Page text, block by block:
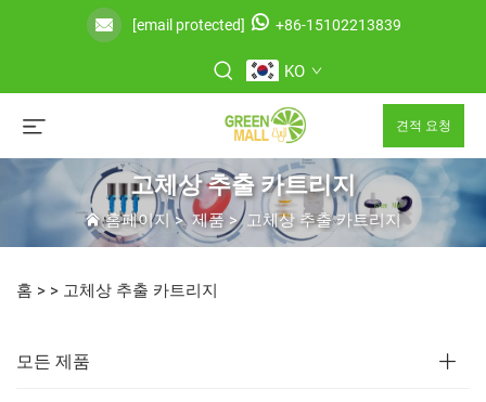
[email protected] +86-15102213839
KO
견적 요청
고체상 추출 카트리지
홈페이지 > 제품 >고체상 추출 카트리지
홈 > > 고체상 추출 카트리지
모든 제품